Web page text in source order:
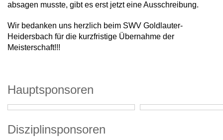
absagen musste, gibt es erst jetzt eine Ausschreibung.
Wir bedanken uns herzlich beim SWV Goldlauter-
Heidersbach für die kurzfristige Übernahme der
Meisterschaft!!!
Hauptsponsoren
Disziplinsponsoren